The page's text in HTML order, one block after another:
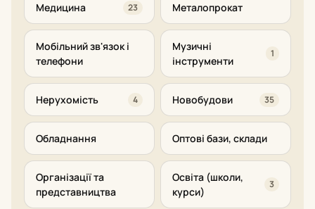
Медицина 23 Металопрокат
Мобільний зв'язок і
телефони
Музичні
інструменти
1
Нерухомість 4 Новобудови 35
Обладнання Оптові бази, склади
Організації та
представництва
Освіта (школи,
курси)
3